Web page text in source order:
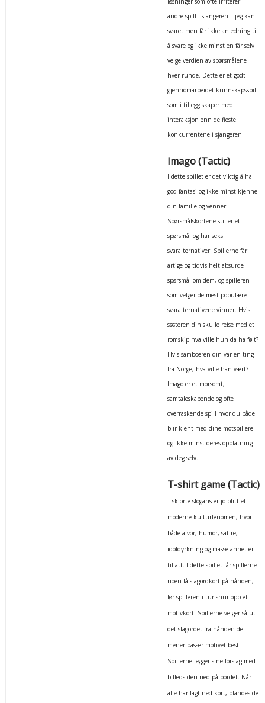
andre spill i sjangeren – jeg kan
svaret men får ikke anledning til
å svare og ikke minst en får selv
velge verdien av spørsmålene
hver runde. Dette er et godt
gjennomarbeidet kunnskapsspill
som i tillegg skaper med
interaksjon enn de fleste
konkurrentene i sjangeren.
Imago (Tactic)
I dette spillet er det viktig å ha
god fantasi og ikke minst kjenne
din familie og venner.
Spørsmålskortene stiller et
spørsmål og har seks
svaralternativer. Spillerne får
artige og tidvis helt absurde
spørsmål om dem, og spilleren
som velger de mest populære
svaralternativene vinner. Hvis
søsteren din skulle reise med et
romskip hva ville hun da ha følt?
Hvis samboeren din var en ting
fra Norge, hva ville han vært?
Imago er et morsomt,
samtaleskapende og ofte
overraskende spill hvor du både
blir kjent med dine motspillere
og ikke minst deres oppfatning
av deg selv.
T-shirt game (Tactic)
T-skjorte slogans er jo blitt et
moderne kulturfenomen, hvor
både alvor, humor, satire,
idoldyrkning og masse annet er
tillatt. I dette spillet får spillerne
noen få slagordkort på hånden,
før spilleren i tur snur opp et
motivkort. Spillerne velger så ut
det slagordet fra hånden de
mener passer motivet best.
Spillerne legger sine forslag med
billedsiden ned på bordet. Når
alle har lagt ned kort, blandes de